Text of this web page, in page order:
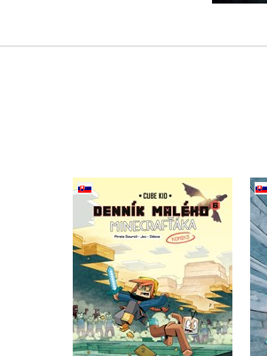
Denník malého
Minecrafťáka: komiks
6
Cube Kid